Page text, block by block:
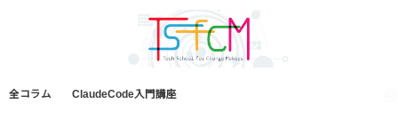
全コラム ClaudeCode入門講座